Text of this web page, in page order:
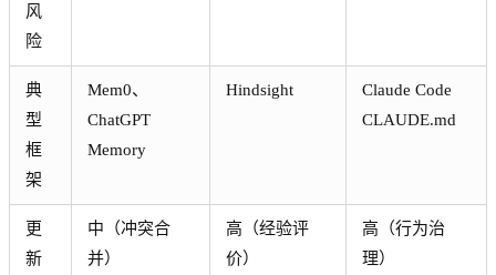
风
险
典
型
框
架
Mem0、
ChatGPT
Memory
Hindsight
Claude Code
CLAUDE.md
更
新
中（冲突合
并）
高（经验评
价）
高（行为治
理）